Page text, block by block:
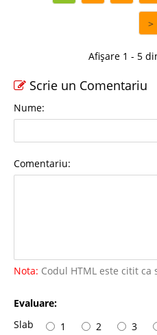
>
Afișare 1 - 5
Scrie un Comentariu
Nume:
Comentariu:
Nota: Codul HTML este citit ca
Evaluare:
Slab
1 2 3